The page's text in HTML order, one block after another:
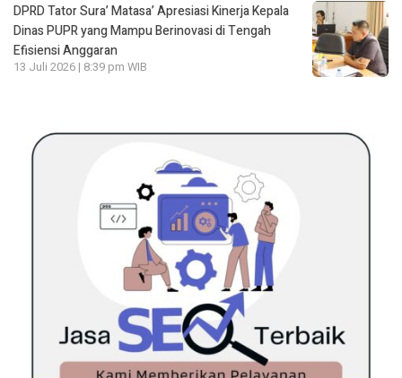
DPRD Tator Sura’ Matasa’ Apresiasi Kinerja Kepala
Dinas PUPR yang Mampu Berinovasi di Tengah
Efisiensi Anggaran
13 Juli 2026 | 8:39 pm WIB